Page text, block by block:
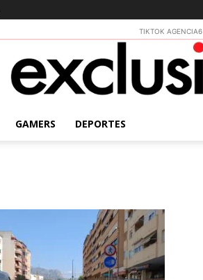
TIKTOK AGENCIA6
GAMERS DEPORTES